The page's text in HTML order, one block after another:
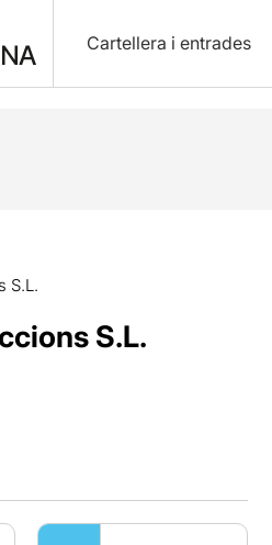
Cartellera i entrades
S.L.
S.L.